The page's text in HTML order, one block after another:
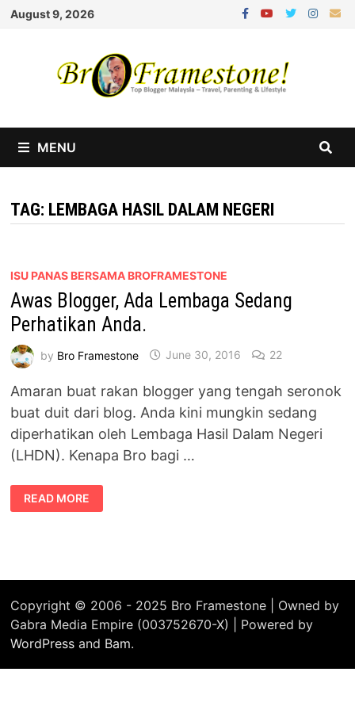
Skip
August 9, 2026
MENU
TAG: LEMBAGA HASIL DALAM NEGERI
ISU PANAS BERSAMA BROFRAMESTONE
Awas Blogger, Ada Lembaga Sedang
Perhatikan Anda.
by Bro Framestone June 30, 2016 22
Amaran buat rakan blogger yang tengah seronok
buat duit dari blog. Anda kini mungkin sedang
diperhatikan oleh Lembaga Hasil Dalam Negeri
(LHDN). Kenapa Bro bagi …
AWAS
BLOGGER,
ADA
READ MORE
Copyright © 2006 - 2025 Bro Framestone | Owned by
Gabra Media Empire (003752670-X) | Powered by
WordPress and Bam.